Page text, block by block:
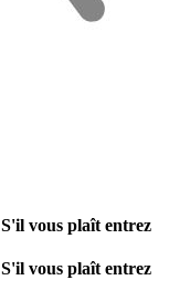
S'il vous plaît entrez
S'il vous plaît entrez